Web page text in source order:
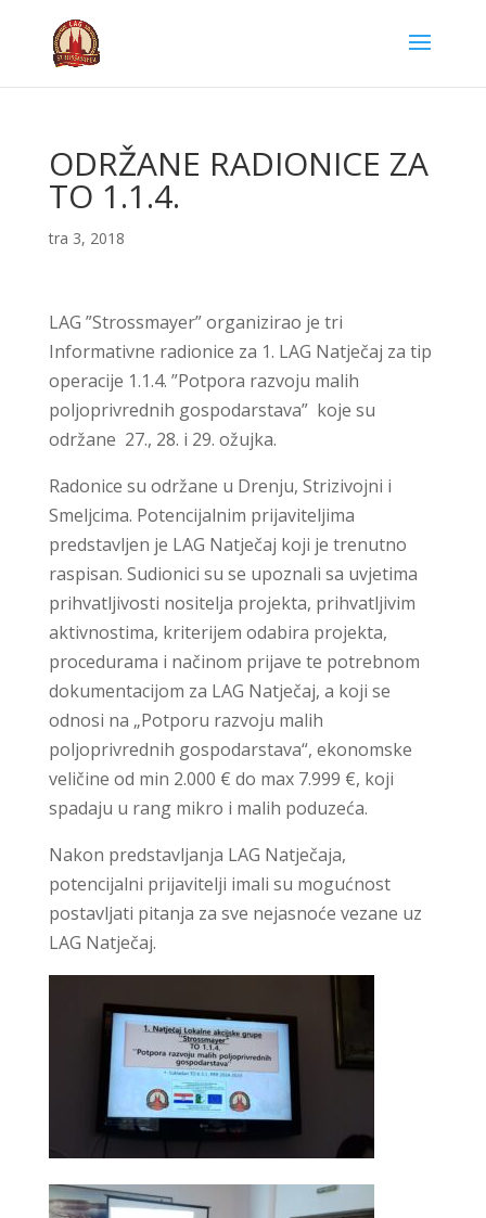
ODRŽANE RADIONICE ZA
TO 1.1.4.
tra 3, 2018
LAG ”Strossmayer” organizirao je tri
Informativne radionice za 1. LAG Natječaj za tip
operacije 1.1.4. ”Potpora razvoju malih
poljoprivrednih gospodarstava” koje su
održane 27., 28. i 29. ožujka.
Radonice su održane u Drenju, Strizivojni i
Smeljcima. Potencijalnim prijaviteljima
predstavljen je LAG Natječaj koji je trenutno
raspisan. Sudionici su se upoznali sa uvjetima
prihvatljivosti nositelja projekta, prihvatljivim
aktivnostima, kriterijem odabira projekta,
procedurama i načinom prijave te potrebnom
dokumentacijom za LAG Natječaj, a koji se
odnosi na „Potporu razvoju malih
poljoprivrednih gospodarstava“, ekonomske
veličine od min 2.000 € do max 7.999 €, koji
spadaju u rang mikro i malih poduzeća.
Nakon predstavljanja LAG Natječaja,
potencijalni prijavitelji imali su mogućnost
postavljati pitanja za sve nejasnoće vezane uz
LAG Natječaj.